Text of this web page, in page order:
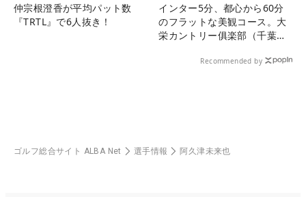
仲宗根澄香が平均パット数
『TRTL』で6人抜き！
インター5分、都心から60分
のフラットな美観コース。大
栄カントリー俱楽部（千葉
Recommended by
ゴルフ総合サイト ALBA Net 選手情報 阿久津未来也